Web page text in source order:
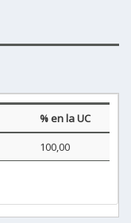
% en la UC
100,00